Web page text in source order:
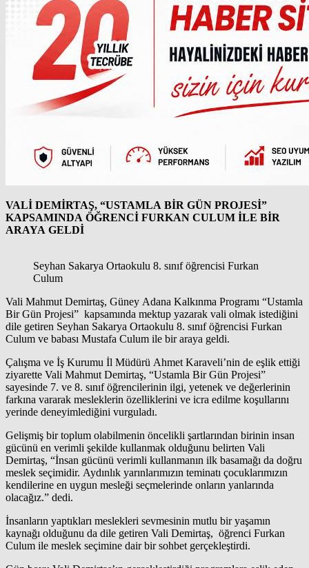
VALİ DEMİRTAŞ, “USTAMLA BİR GÜN PROJESİ”
KAPSAMINDA ÖĞRENCİ FURKAN CULUM İLE BİR
ARAYA GELDİ
Seyhan Sakarya Ortaokulu 8. sınıf öğrencisi Furkan
Culum
Vali Mahmut Demirtaş, Güney Adana Kalkınma Programı “Ustamla
Bir Gün Projesi” kapsamında mektup yazarak vali olmak istediğini
dile getiren Seyhan Sakarya Ortaokulu 8. sınıf öğrencisi Furkan
Culum ve babası Mustafa Culum ile bir araya geldi.
Çalışma ve İş Kurumu İl Müdürü Ahmet Karaveli’nin de eşlik ettiği
ziyarette Vali Mahmut Demirtaş, “Ustamla Bir Gün Projesi”
sayesinde 7. ve 8. sınıf öğrencilerinin ilgi, yetenek ve değerlerinin
farkına vararak mesleklerin özelliklerini ve icra edilme koşullarını
yerinde deneyimlediğini vurguladı.
Gelişmiş bir toplum olabilmenin öncelikli şartlarından birinin insan
gücünü en verimli şekilde kullanmak olduğunu belirten Vali
Demirtaş, “İnsan gücünü verimli kullanmanın ilk basamağı da doğru
meslek seçimidir. Aydınlık yarınlarımızın teminatı çocuklarımızın
kendilerine en uygun mesleği seçmelerinde onların yanlarında
olacağız.” dedi.
İnsanların yaptıkları meslekleri sevmesinin mutlu bir yaşamın
kaynağı olduğunu da dile getiren Vali Demirtaş, öğrenci Furkan
Culum ile meslek seçimine dair bir sohbet gerçekleştirdi.